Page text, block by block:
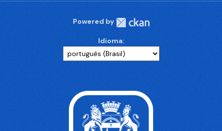
Powered by
Idioma